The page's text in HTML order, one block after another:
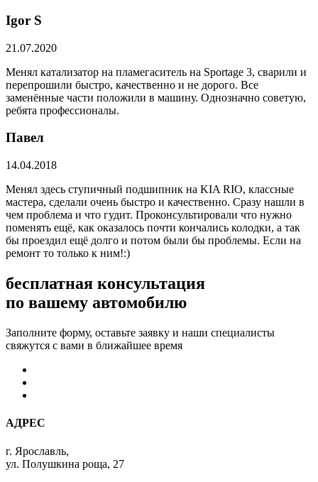
​Igor S
21.07.2020
Менял катализатор на пламегаситель на Sportage 3, сварили и
перепрошили быстро, качественно и не дорого. Все
заменённые части положили в машину. Однозначно советую,
ребята профессионалы.
Павел
14.04.2018
Менял здесь ступичный подшипник на KIA RIO, классные
мастера, сделали очень быстро и качественно. Сразу нашли в
чем проблема и что гудит. Проконсультировали что нужно
поменять ещё, как оказалось почти кончались колодки, а так
бы проездил ещё долго и потом были бы проблемы. Если на
ремонт то только к ним!:)
бесплатная консультация
по вашему автомобилю
Заполните форму, оставьте заявку и наши специалисты
свяжутся с вами в ближайшее время
АДРЕС
г. Ярославль,
ул. Полушкина роща, 27